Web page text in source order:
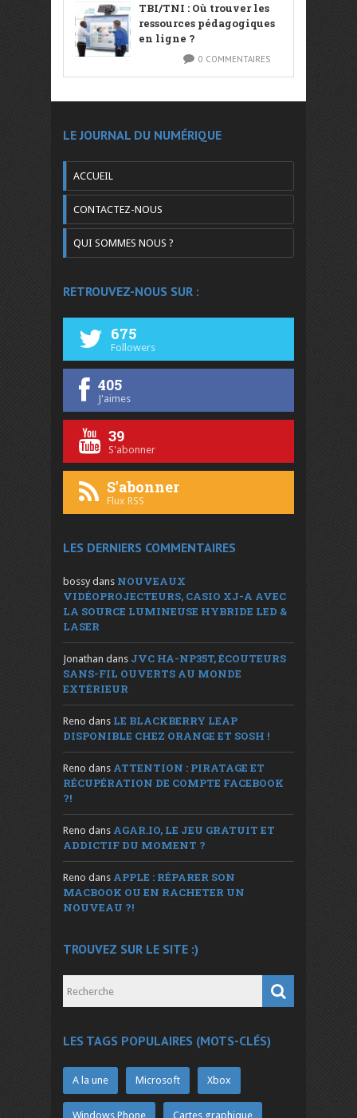
TBI/TNI : Où trouver les
ressources pédagogiques
en ligne ?
0 COMMENTAIRES
LE JOURNAL DU NUMÉRIQUE
ACCUEIL
CONTACTEZ-NOUS
QUI SOMMES NOUS ?
RETROUVEZ-NOUS SUR :
675
Followers
405
J'aimes
39
S'abonner
S'abonner
Flux RSS
LES DERNIERS COMMENTAIRES
bossy dans NOUVEAUX
VIDÉOPROJECTEURS, CASIO XJ-A AVEC
LA SOURCE LUMINEUSE HYBRIDE LED &
LASER
Jonathan dans JVC HA-NP35T, ÉCOUTEURS
SANS-FIL OUVERTS AU MONDE
EXTÉRIEUR
Reno dans LE BLACKBERRY LEAP
DISPONIBLE CHEZ ORANGE ET SOSH !
Reno dans ATTENTION : PIRATAGE ET
RÉCUPÉRATION DE COMPTE FACEBOOK
?!
Reno dans AGAR.IO, LE JEU GRATUIT ET
ADDICTIF DU MOMENT ?
Reno dans APPLE : RÉPARER SON
MACBOOK OU EN RACHETER UN
NOUVEAU ?!
TROUVEZ SUR LE SITE :)
LES TAGS POPULAIRES (MOTS-CLÉS)
A la une Microsoft Xbox
Windows Phone Cartes graphique